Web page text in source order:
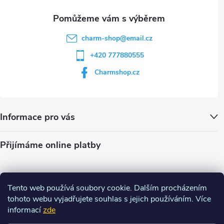
Tento web používá soubory cookie. Dalším procházením
tohoto webu vyjadřujete souhlas s jejich používáním. Více
informacízde
charm-shop@email.cz
+420 777880555
Charmshop.cz
Informace pro vás
Přijímáme online platby